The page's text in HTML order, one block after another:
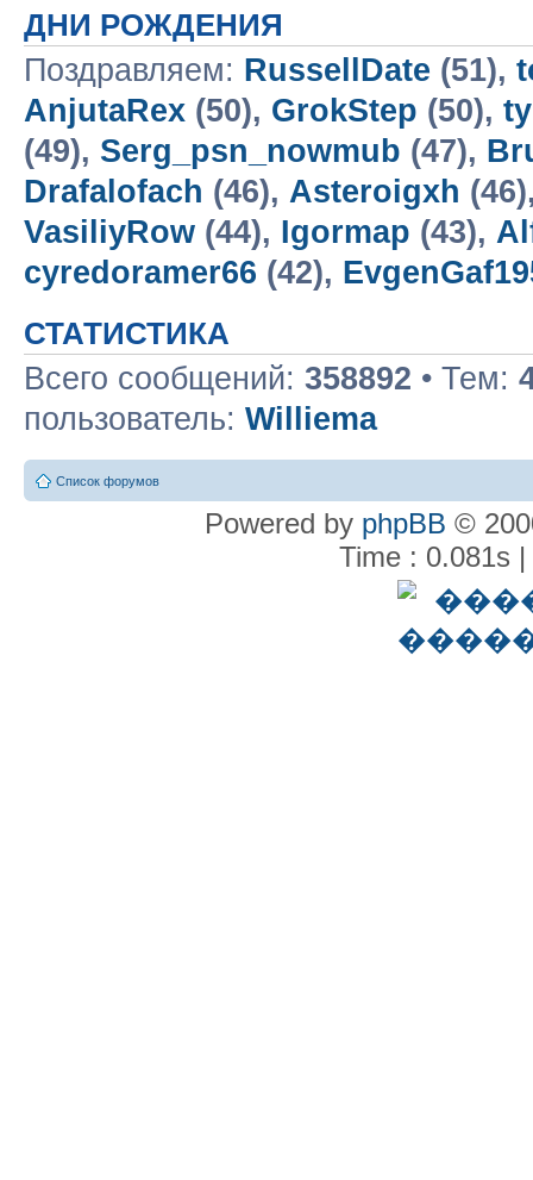
ДНИ РОЖДЕНИЯ
Поздравляем: RussellDate (51),
AnjutaRex (50), GrokStep (50),
(49), Serg_psn_nowmub (47),
Drafalofach (46), Asteroigxh
VasiliyRow (44), Igormap (43),
cyredoramer66 (42),
СТАТИСТИКА
Всего сообщений: 358892 • Тем:
пользователь: Williema
Список форумов
Powered by phpBB ©
Time : 0.081s